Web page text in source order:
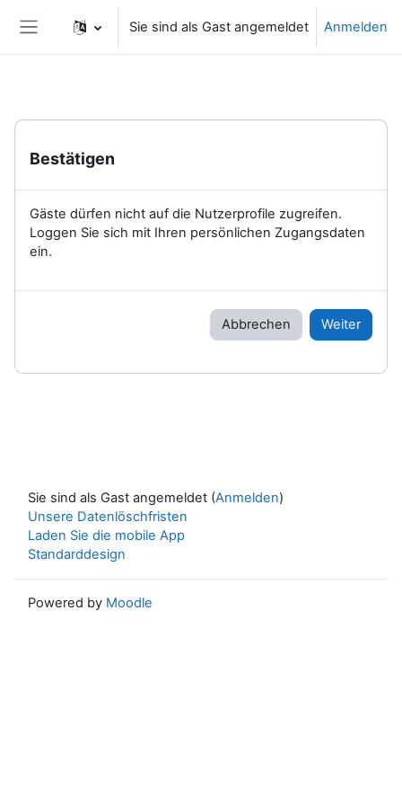
Website-Übersicht
Sie sind als Gast angemeldet Anmelden
Bestätigen
Gäste dürfen nicht auf die Nutzerprofile zugreifen.
Loggen Sie sich mit Ihren persönlichen Zugangsdaten
ein.
Abbrechen Weiter
Sie sind als Gast angemeldet (Anmelden)
Unsere Datenlöschfristen
Laden Sie die mobile App
Standarddesign
Powered by Moodle